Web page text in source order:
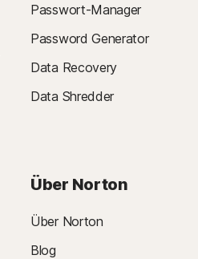
Passwort-Manager
Password Generator
Data Recovery
Data Shredder
Über Norton
Über Norton
Blog